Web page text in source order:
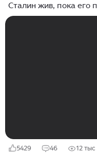
Сталин жив, пока его
5429 46 12 тыс